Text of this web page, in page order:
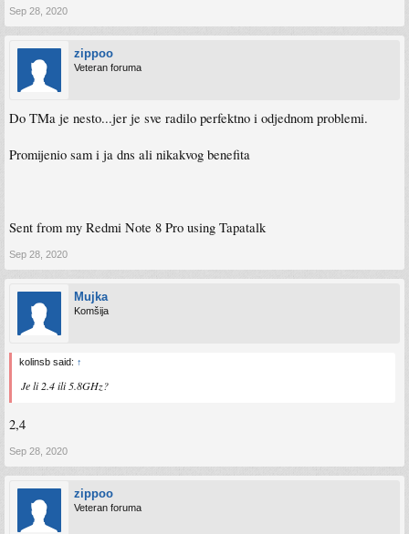
Sep 28, 2020
zippoo
Veteran foruma
Do TMa je nesto...jer je sve radilo perfektno i odjednom problemi.
Promijenio sam i ja dns ali nikakvog benefita
Sent from my Redmi Note 8 Pro using Tapatalk
Sep 28, 2020
Mujka
Komšija
kolinsb said: ↑
Je li 2.4 ili 5.8GHz?
2,4
Sep 28, 2020
zippoo
Veteran foruma